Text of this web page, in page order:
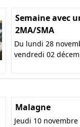
Semaine avec
2MA/SMA
Du lundi 28
vendredi 02
Malagne
Jeudi 10 novembre